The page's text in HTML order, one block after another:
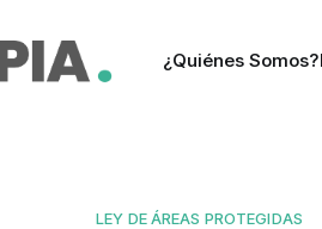
¿Quiénes Somos?
LEY DE ÁREAS PROTEGIDAS